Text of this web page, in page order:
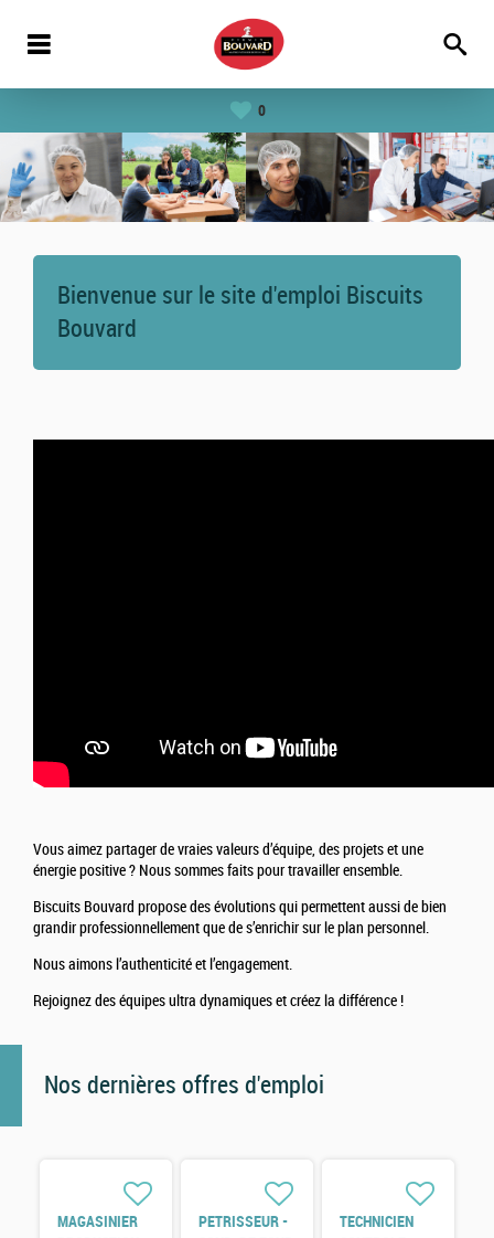
0
Bienvenue sur le site d'emploi Biscuits
Bouvard
Vous aimez partager de vraies valeurs d’équipe, des projets et une
énergie positive ? Nous sommes faits pour travailler ensemble.
Biscuits Bouvard propose des évolutions qui permettent aussi de bien
grandir professionnellement que de s’enrichir sur le plan personnel.
Nous aimons l’authenticité et l’engagement.
Rejoignez des équipes ultra dynamiques et créez la différence !
Nos dernières offres d'emploi
MAGASINIER
PETRISSEUR -
TECHNICIEN